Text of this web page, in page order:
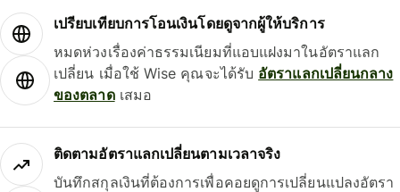
เปรียบเทียบการโอนเงินโดยดูจากผู้ให้บริการ
หมดห่วงเรื่องค่าธรรมเนียมที่แอบแฝงมาในอัตราแลก
เปลี่ยน เมื่อใช้ Wise คุณจะได้รับ อัตราแลกเปลี่ยนกลาง
ของตลาดเสมอ
ติดตามอัตราแลกเปลี่ยนตามเวลาจริง
บันทึกสกุลเงินที่ต้องการเพื่อคอยดูการเปลี่ยนแปลงอัตรา